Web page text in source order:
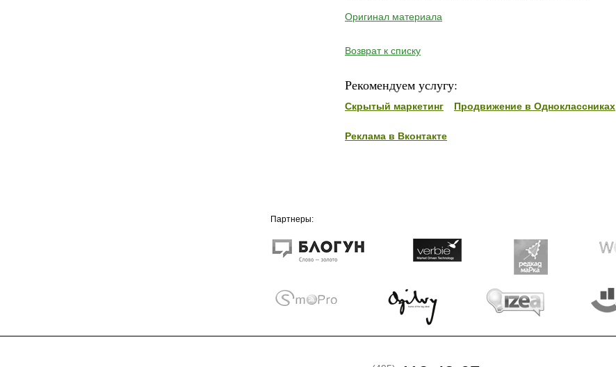
Оригинал материала
Возврат к списку
Рекомендуем услугу:
Скрытый маркетинг Продвижение в Одноклассниках
Реклама в Вконтакте
Партнеры: